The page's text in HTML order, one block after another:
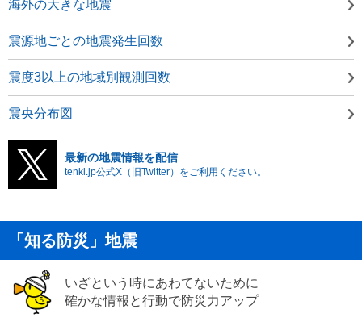
海外の大きな地震
震源地ごとの地震発生回数
震度3以上の地域別観測回数
震央分布図
最新の地震情報を配信
tenki.jp公式X（旧Twitter）をご利用ください。
「知る防災」地震
いざという時にあわてないために
確かな情報と行動で防災力アップ